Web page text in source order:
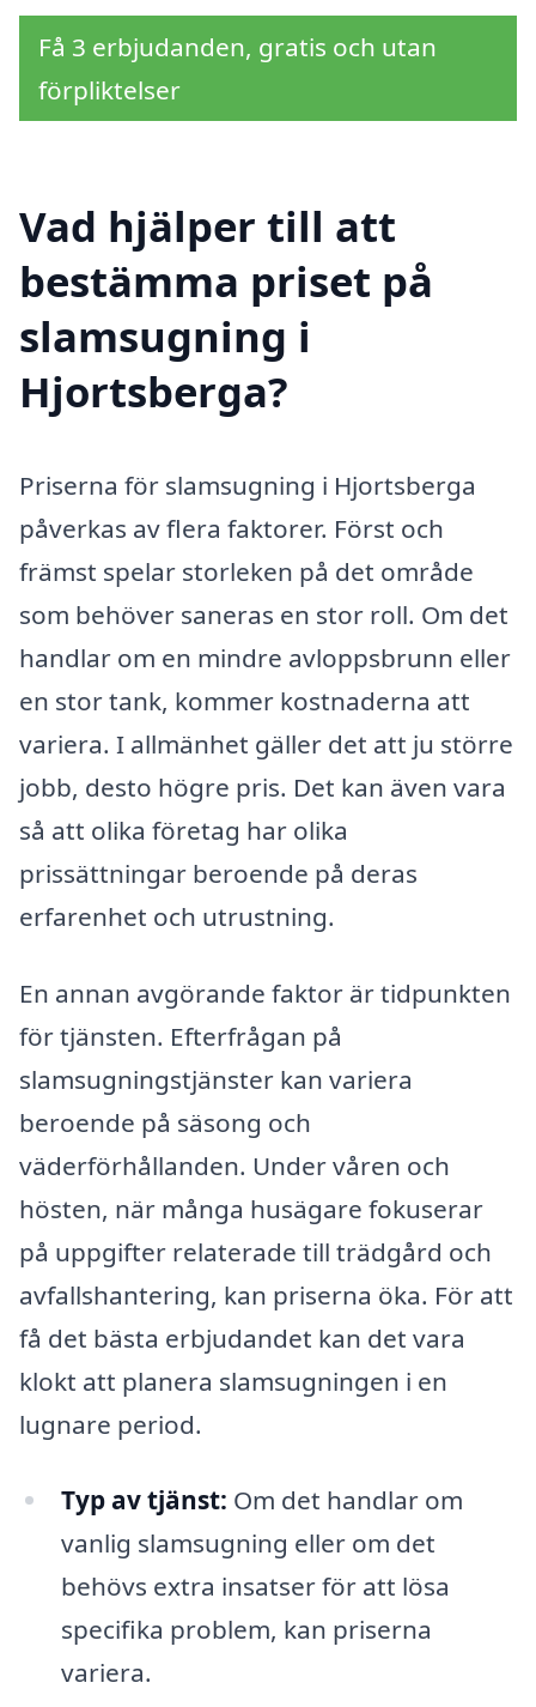
Få 3 erbjudanden, gratis och utan
förpliktelser
Vad hjälper till att
bestämma priset på
slamsugning i
Hjortsberga?
Priserna för slamsugning i Hjortsberga
påverkas av flera faktorer. Först och
främst spelar storleken på det område
som behöver saneras en stor roll. Om det
handlar om en mindre avloppsbrunn eller
en stor tank, kommer kostnaderna att
variera. I allmänhet gäller det att ju större
jobb, desto högre pris. Det kan även vara
så att olika företag har olika
prissättningar beroende på deras
erfarenhet och utrustning.
En annan avgörande faktor är tidpunkten
för tjänsten. Efterfrågan på
slamsugningstjänster kan variera
beroende på säsong och
väderförhållanden. Under våren och
hösten, när många husägare fokuserar
på uppgifter relaterade till trädgård och
avfallshantering, kan priserna öka. För att
få det bästa erbjudandet kan det vara
klokt att planera slamsugningen i en
lugnare period.
Typ av tjänst: Om det handlar om
vanlig slamsugning eller om det
behövs extra insatser för att lösa
specifika problem, kan priserna
variera.